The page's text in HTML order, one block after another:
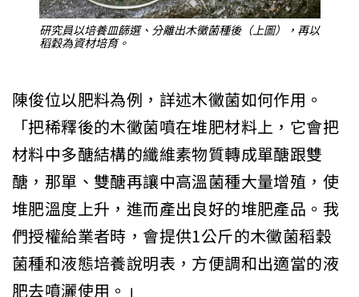
研究員以培養皿篩選、分離出木黴菌種後（上圖），再以
稻穀為資材培育。
陳俊位以肥料為例，詳述木黴菌如何作用。
「把稀釋後的木黴菌噴在堆肥材料上，它會把
材料中多醣結構的纖維素物質轉成單醣跟雙
醣，那單、雙醣再讓中高溫菌種大量增殖，使
堆肥溫度上升，進而產出良好的堆肥產品。我
們授權給業者時，會提供1公斤的木黴菌稻穀
菌種和液態培養說明表，方便調和出適當的液